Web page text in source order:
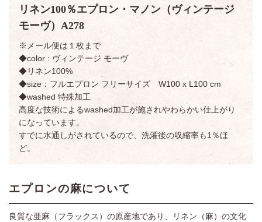
リネン100％エプロン・マノン（ヴィンテージ
モーヴ）A278
※メール便は１枚まで
◆color : ヴィンテージ モーヴ
◆リネン100%
◆size：フルエプロン フリーサイズ W100 x L100 cm
◆washed 特殊加工
高度な技術によるwashed加工が施されやわらかい仕上がり
になっています。
すでに水通しがされているので、洗濯後の収縮率も1％ほ
ど。
エプロンの麻について
良質な亜麻（フラックス）の原産地であり、リネン（麻）の文化